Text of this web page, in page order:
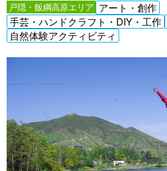
戸隠・飯綱高原エリア アート・創作
手芸・ハンドクラフト・DIY・工作
自然体験アクティビティ